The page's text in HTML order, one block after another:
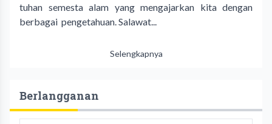
tuhan semesta alam yang mengajarkan kita dengan
berbagai pengetahuan. Salawat...
Selengkapnya
Berlangganan